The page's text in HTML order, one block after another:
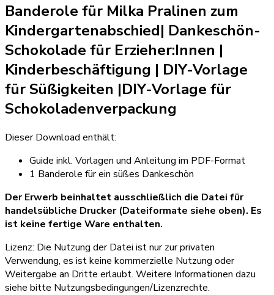
Banderole für Milka Pralinen zum
Kindergartenabschied| Dankeschön-
Schokolade für Erzieher:Innen |
Kinderbeschäftigung | DIY-Vorlage
für Süßigkeiten |DIY-Vorlage für
Schokoladenverpackung
Dieser Download enthält:
Guide inkl. Vorlagen und Anleitung im PDF-Format
1 Banderole für ein süßes Dankeschön
Der Erwerb beinhaltet ausschließlich die Datei für
handelsübliche Drucker (Dateiformate siehe oben). Es
ist keine fertige Ware enthalten.
Lizenz: Die Nutzung der Datei ist nur zur privaten
Verwendung, es ist keine kommerzielle Nutzung oder
Weitergabe an Dritte erlaubt. Weitere Informationen dazu
siehe bitte Nutzungsbedingungen/Lizenzrechte.